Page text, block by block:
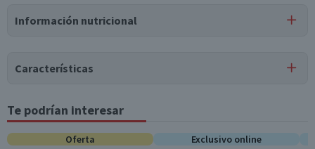
hidrogenada, grasa de soya interesterificada e hidrogenada,
idéntico al natural, aromatizante artificial, mono y
diglicéridos de ácidos grasos, dióxido de titanio, rojo allura
Información nutricional
Tabla nutricional
Por cada 100g/ml
Por cada 1
Características
Tipo de Producto
Gomitas Especiales
Pack-Unitario
Te podrían interesar
Oferta Exclusivo online